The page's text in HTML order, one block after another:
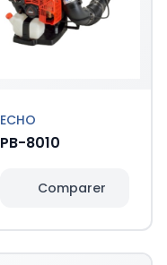
ECHO
PB-8010
Comparer